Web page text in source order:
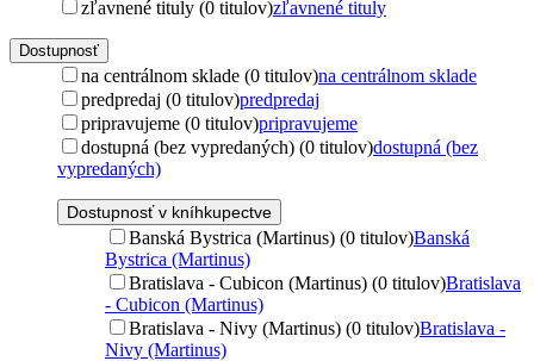
zľavnené tituly (0 titulov)zľavnené tituly
Dostupnosť
na centrálnom sklade (0 titulov)na centrálnom sklade
predpredaj (0 titulov)predpredaj
pripravujeme (0 titulov)pripravujeme
dostupná (bez vypredaných) (0 titulov)dostupná (bez
vypredaných)
Dostupnosť v kníhkupectve
Banská Bystrica (Martinus) (0 titulov)Banská
Bystrica (Martinus)
Bratislava - Cubicon (Martinus) (0 titulov)Bratislava
- Cubicon (Martinus)
Bratislava - Nivy (Martinus) (0 titulov)Bratislava -
Nivy (Martinus)